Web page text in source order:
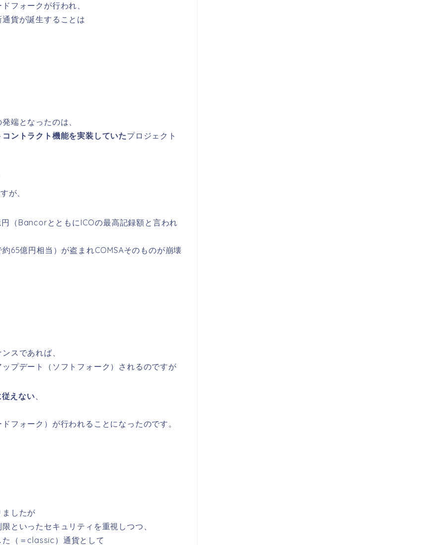
フォークが行われ、
貨が誕生することは
端となったのは、
ントラクト機能を実装していたプロジェクト
が、
（BancorとともにICOの最高記録額と言われ
65億円相当）が盗まれCOMSAそのものが崩壊
スであれば、
プデート（ソフトフォーク）されるのですが
えない、
フォーク）が行われることになったのです。
したが
といったセキュリティを重視しつつ、
（＝classic）通貨として